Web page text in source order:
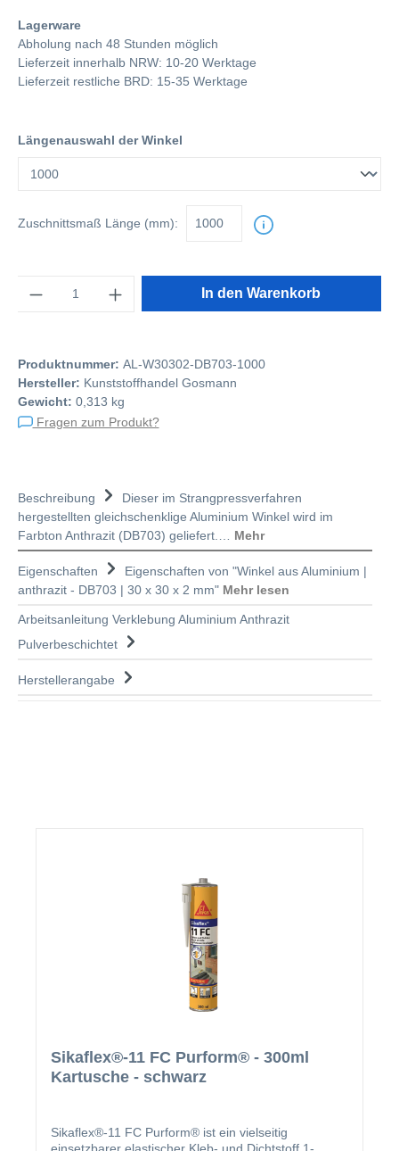
Lagerware
Abholung nach 48 Stunden möglich
Lieferzeit innerhalb NRW: 10-20 Werktage
Lieferzeit restliche BRD: 15-35 Werktage
Längenauswahl der Winkel
Zuschnittsmaß Länge (mm):
In den Warenkorb
Produktnummer: AL-W30302-DB703-1000
Hersteller: Kunststoffhandel Gosmann
Gewicht: 0,313 kg
Fragen zum Produkt?
Beschreibung
Dieser im Strangpressverfahren
hergestellten gleichschenklige Aluminium Winkel wird im
Farbton Anthrazit (DB703) geliefert.… Mehr
Eigenschaften
Eigenschaften von "Winkel aus Aluminium |
anthrazit - DB703 | 30 x 30 x 2 mm" Mehr lesen
Arbeitsanleitung Verklebung Aluminium Anthrazit
Pulverbeschichtet
Herstellerangabe
Sikaflex®-11 FC Purform® - 300ml
Kartusche - schwarz
Sikaflex®-11 FC Purform® ist ein vielseitig
einsetzbarer elastischer Kleb- und Dichtstoff.1-